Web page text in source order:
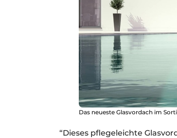
Das neueste Glasvordach im
“Dieses pflegeleichte